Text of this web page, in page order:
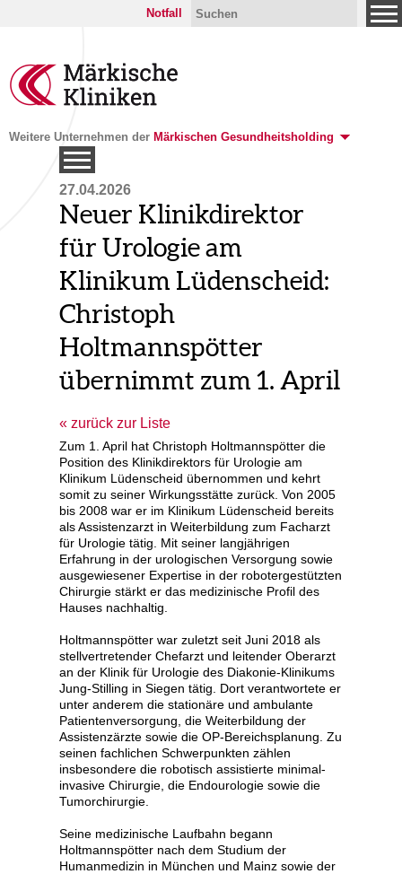
Notfall
Weitere Unternehmen der Märkischen Gesundheitsholding
27.04.2026
Neuer Klinikdirektor
für Urologie am
Klinikum Lüdenscheid:
Christoph
Holtmannspötter
übernimmt zum 1. April
zurück zur Liste
Zum 1. April hat Christoph Holtmannspötter die
Position des Klinikdirektors für Urologie am
Klinikum Lüdenscheid übernommen und kehrt
somit zu seiner Wirkungsstätte zurück. Von 2005
bis 2008 war er im Klinikum Lüdenscheid bereits
als Assistenzarzt in Weiterbildung zum Facharzt
für Urologie tätig. Mit seiner langjährigen
Erfahrung in der urologischen Versorgung sowie
ausgewiesener Expertise in der robotergestützten
Chirurgie stärkt er das medizinische Profil des
Hauses nachhaltig.
Holtmannspötter war zuletzt seit Juni 2018 als
stellvertretender Chefarzt und leitender Oberarzt
an der Klinik für Urologie des Diakonie-Klinikums
Jung-Stilling in Siegen tätig. Dort verantwortete er
unter anderem die stationäre und ambulante
Patientenversorgung, die Weiterbildung der
Assistenzärzte sowie die OP-Bereichsplanung. Zu
seinen fachlichen Schwerpunkten zählen
insbesondere die robotisch assistierte minimal-
invasive Chirurgie, die Endourologie sowie die
Tumorchirurgie.
Seine medizinische Laufbahn begann
Holtmannspötter nach dem Studium der
Humanmedizin in München und Mainz sowie der